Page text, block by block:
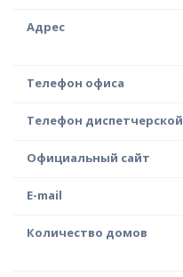
Адрес
Телефон офиса
Телефон диспетчерской
Официальный сайт
E-mail
Количество домов